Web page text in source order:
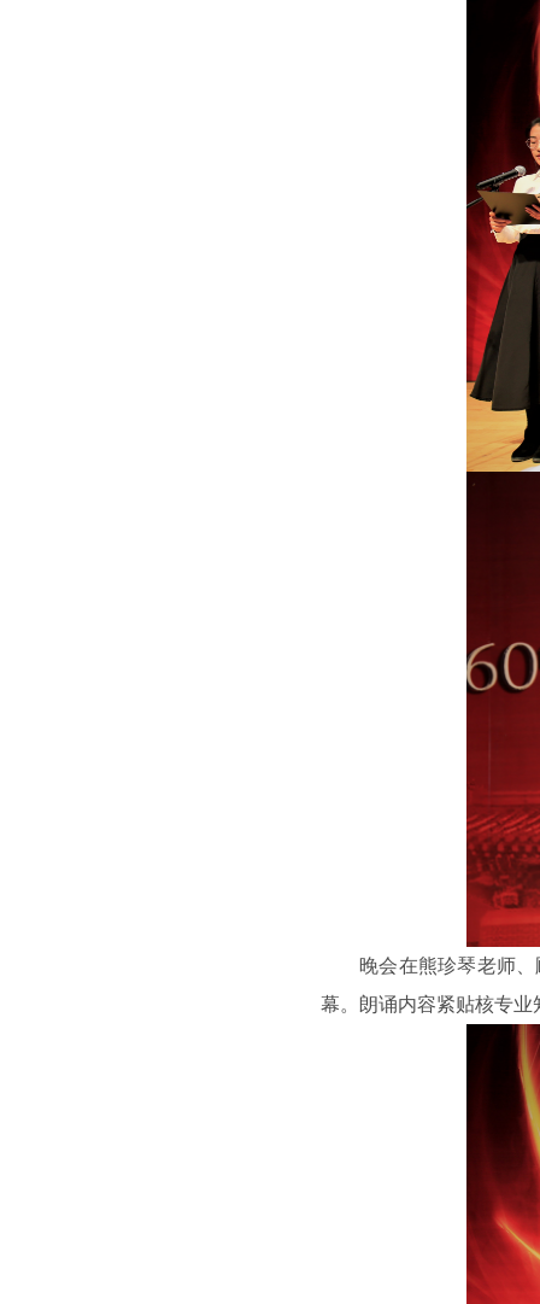
晚会在熊珍琴老师
幕。朗诵内容紧贴核专